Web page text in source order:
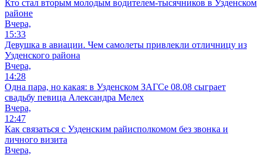
Кто стал вторым молодым водителем-тысячников в Узденском
районе
Вчера,
15:33
Девушка в авиации. Чем самолеты привлекли отличницу из
Узденского района
Вчера,
14:28
Одна пара, но какая: в Узденском ЗАГСе 08.08 сыграет
свадьбу певица Александра Мелех
Вчера,
12:47
Как связаться с Узденским райисполкомом без звонка и
личного визита
Вчера,